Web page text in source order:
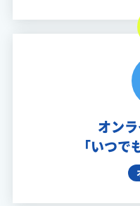
オン
「いつで